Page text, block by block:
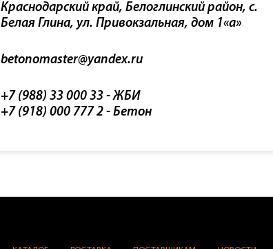
Краснодарский край, Белоглинский район, с.
Белая Глина, ул. Привокзальная, дом 1«а»
betonomaster@yandex.ru
+7 (988) 33 000 33 - ЖБИ
+7 (918) 000 777 2 - Бетон